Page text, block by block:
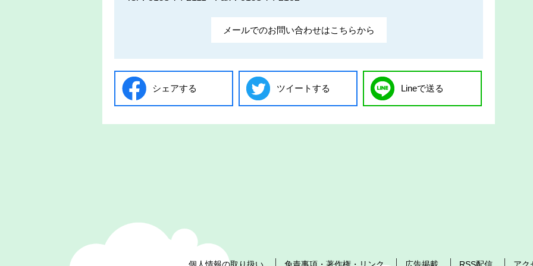
メールでのお問い合わせはこちらから
シェアする ツイートする Lineで送る